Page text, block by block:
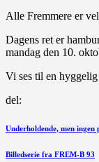
Alle Fremmere er
Dagens ret er
mandag den 10.
Vi ses til en hyggelig
del:
Forrige
Underholdende, men
Næste
Billedserie fra FREM-B 93